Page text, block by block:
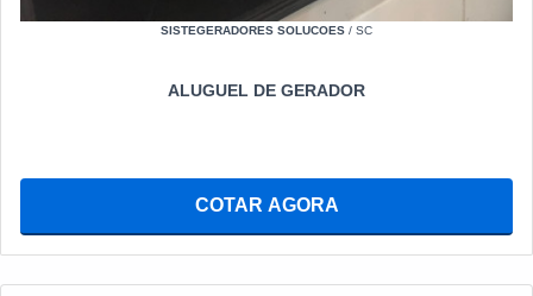
SISTEGERADORES SOLUCOES / SC
ALUGUEL DE GERADOR
COTAR AGORA